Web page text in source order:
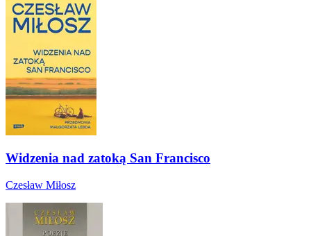
Widzenia nad zatoką San Francisco
Czesław Miłosz